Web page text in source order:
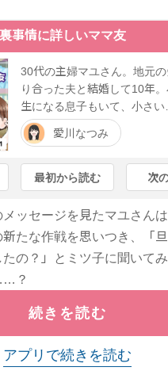
事情に詳しいママ友
30代の主婦マユさん。地元
り合った夫と結婚して10年
生になる息子もいて、小さ
愛川なつみ
最初から読む 次
ッセージを見たマユさん
たな作戦を思いつき、「
の？」とミツ子に聞いてみ
？
続きを読む
アプリで続きを読む